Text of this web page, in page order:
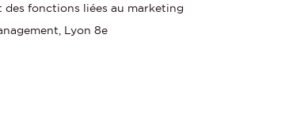
des fonctions liées au marketing
Lyon 8e